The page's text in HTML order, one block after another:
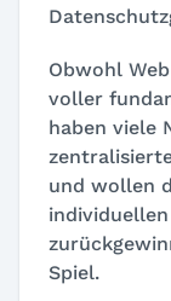
Obwohl
voller
haben viele
und wollen
Spiel.